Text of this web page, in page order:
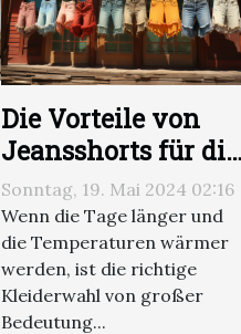
Die Vorteile von
Jeansshorts für die
Sommergesundheit:
Wie atmungsaktive
Materialien die
Haut schützen
Sonntag, 19. Mai 2024 02:16
Wenn die Tage länger und
die Temperaturen wärmer
werden, ist die richtige
Kleiderwahl von großer
Bedeutung...